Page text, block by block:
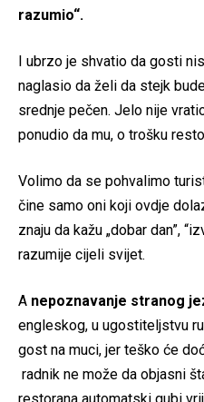
razumio“.
I ubrzo je shvatio da gosti
naglasio da želi da stejk
srednje pečen. Jelo nije
ponudio da mu, o trošku
Volimo da se pohvalimo
čine samo oni koji ovdje
znaju da kažu „dobar dan”,
razumije cijeli svijet.
A nepoznavanje stranog
engleskog, u ugostiteljstvu
gost na muci, jer teško će
radnik ne može da objasni
restorana automatski gubi